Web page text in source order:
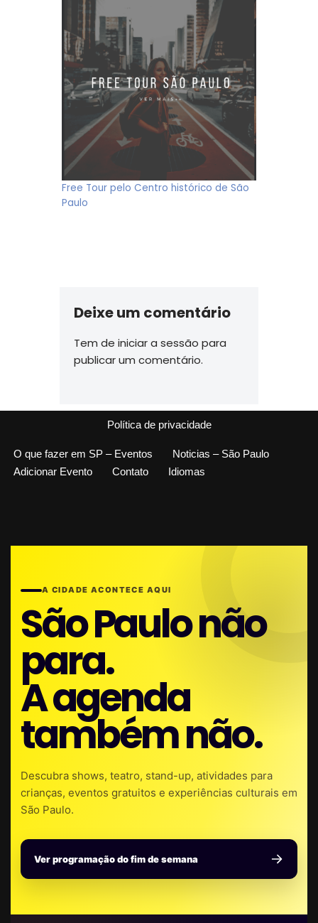
Free Tour pelo Centro histórico de São
Paulo
Deixe um comentário
Tem de iniciar a sessão para
publicar um comentário.
Política de privacidade
O que fazer em SP – Eventos
Noticias – São Paulo
Adicionar Evento
Contato Idiomas
A CIDADE ACONTECE AQUI
São Paulo não
para.
A agenda
também não.
Descubra shows, teatro, stand-up, atividades para
crianças, eventos gratuitos e experiências culturais em
São Paulo.
Ver programação do fim de semana